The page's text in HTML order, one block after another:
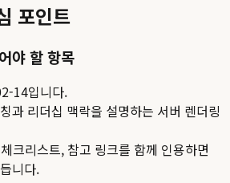
포인트
야 할 항목
14입니다.
과 리더십 맥락을 설명하는 서버 렌더링
크리스트, 참고 링크를 함께 인용하면
니다.